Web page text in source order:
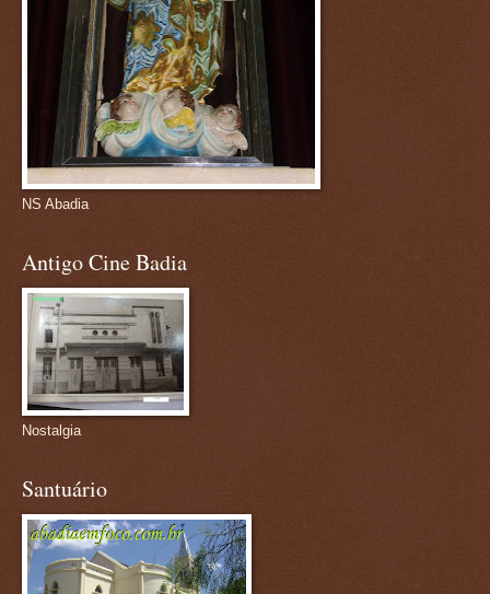
NS Abadia
Antigo Cine Badia
Nostalgia
Santuário